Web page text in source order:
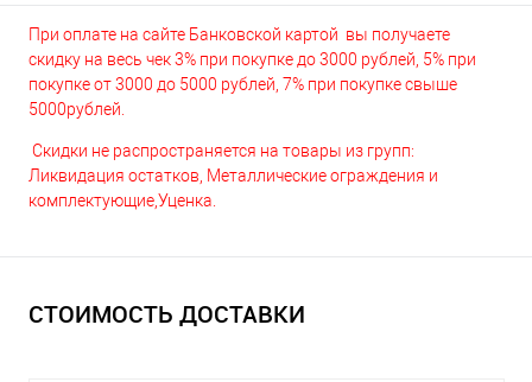
При оплате на сайте Банковской картой вы получаете
скидку на весь чек 3% при покупке до 3000 рублей, 5% при
покупке от 3000 до 5000 рублей, 7% при покупке свыше
5000рублей.
Скидки не распространяется на товары из групп:
Ликвидация остатков, Металлические ограждения и
комплектующие,Уценка.
СТОИМОСТЬ ДОСТАВКИ